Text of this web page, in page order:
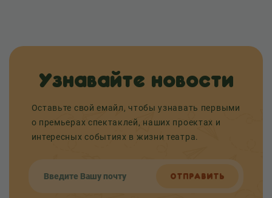
Узнавайте новости
Оставьте свой емайл, чтобы узнавать первыми
о премьерах спектаклей, наших проектах и
интересных событиях в жизни театра.
ОТПРАВИТЬ